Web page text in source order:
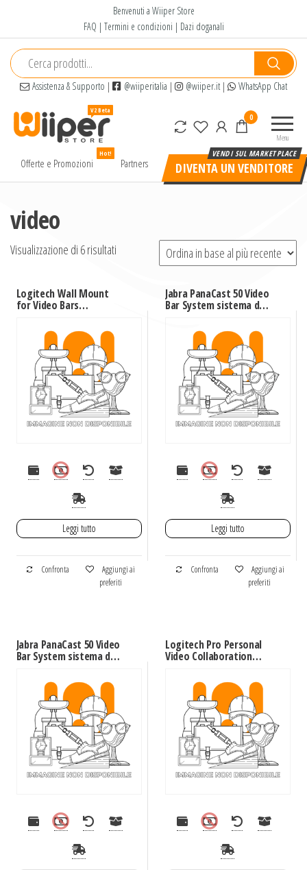
contenuto
Benvenuti a Wiiper Store
FAQ | Termini e condizioni | Dazi doganali
Assistenza & Supporto | @wiiperitalia | @wiiper.it| WhatsApp Chat
alta
Menu
0
Offerte e Promozioni
Hot!
Partners DIVENTA UN VENDITORE
video
Visualizzazione di 6 risultati
Logitech Wall Mount
for Video Bars
Leggi tutto
Confronta
Aggiungi ai
preferiti
Jabra PanaCast 50 Video
Bar System sistema di
conferenza 13 MP
Sistema di
videoconferenza di
gruppo
Leggi tutto
Confronta
Aggiungi ai
preferiti
Jabra PanaCast 50 Video
Bar System sistema di
conferenza 13 MP
Sistema di
videoconferenza di
gruppo
Logitech Pro Personal
Video Collaboration
conferenza 1
persona(e) Sistema di
videoconferenza
personale